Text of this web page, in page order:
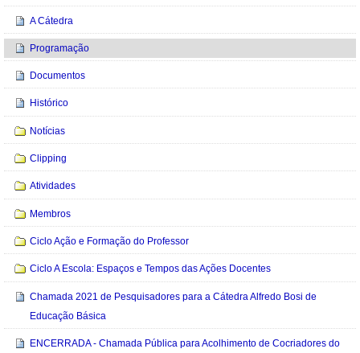
A Cátedra
Programação
Documentos
Histórico
Notícias
Clipping
Atividades
Membros
Ciclo Ação e Formação do Professor
Ciclo A Escola: Espaços e Tempos das Ações Docentes
Chamada 2021 de Pesquisadores para a Cátedra Alfredo Bosi de
Educação Básica
ENCERRADA - Chamada Pública para Acolhimento de Cocriadores do